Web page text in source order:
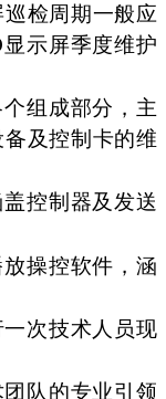
检周期一般应
示屏季度维护
组成部分，主
及控制卡的维
控制器及发送
操控软件，涵
次技术人员现
队的专业引领